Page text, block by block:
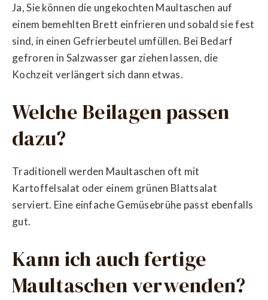
Ja, Sie können die ungekochten Maultaschen auf
einem bemehlten Brett einfrieren und sobald sie fest
sind, in einen Gefrierbeutel umfüllen. Bei Bedarf
gefroren in Salzwasser gar ziehen lassen, die
Kochzeit verlängert sich dann etwas.
Welche Beilagen passen
dazu?
Traditionell werden Maultaschen oft mit
Kartoffelsalat oder einem grünen Blattsalat
serviert. Eine einfache Gemüsebrühe passt ebenfalls
gut.
Kann ich auch fertige
Maultaschen verwenden?